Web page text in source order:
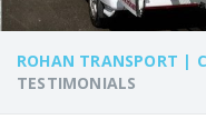
ROHAN TRANSPORT |
TESTIMONIALS